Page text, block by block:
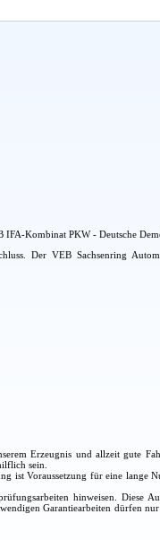
Kombinat PKW - Deutsche
Der VEB Sachsenring
Erzeugnis und allzeit gute
sein.
ist Voraussetzung für eine lange
hinweisen. Diese
Garantiearbeiten dürfen